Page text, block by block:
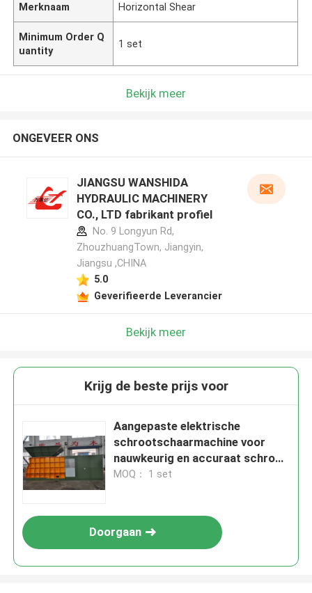
Merknaam Horizontal Shear
Minimum Order Q
uantity
1 set
Bekijk meer
ONGEVEER ONS
JIANGSU WANSHIDA
HYDRAULIC MACHINERY
CO., LTD fabrikant profiel
No. 9 Longyun Rd,
ZhouzhuangTown, Jiangyin,
Jiangsu ,CHINA
5.0
Geverifieerde Leverancier
Bekijk meer
Krijg de beste prijs voor
Aangepaste elektrische
schrootschaarmachine voor
nauwkeurig en accuraat schroot
snijden
MOQ： 1 set
Doorgaan